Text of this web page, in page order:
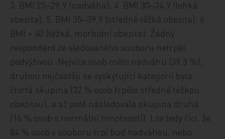
3. BMI 25‒29,9 (nadváha), 4. BMI 30‒34,9 (lehká
obezita), 5. BMI 35‒39,9 (středně těžká obezita), 6.
BMI > 40 (těžká, morbidní obezita). Žádný
respondent ze sledovaného souboru netrpěl
podvýživou . Nejvíce osob mělo nadváhu (39,3 %),
druhou nejčastěji se vyskytující kategorií byla
čtvrtá skupina (32 % osob trpělo středně těžkou
obezitou), a až poté následovala skupina druhá
(16 % osob s normální hmotností). Lze tedy říci, že
84 % osob v souboru trpí buď nadváhou, nebo